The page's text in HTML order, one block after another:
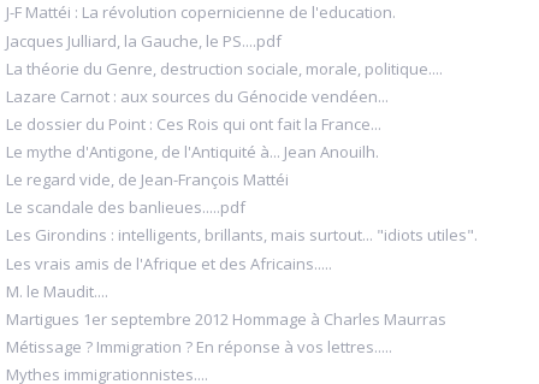
J-F Mattéi : La révolution copernicienne de l'education.
Jacques Julliard, la Gauche, le PS....pdf
La théorie du Genre, destruction sociale, morale, politique....
Lazare Carnot : aux sources du Génocide vendéen...
Le dossier du Point : Ces Rois qui ont fait la France...
Le mythe d'Antigone, de l'Antiquité à... Jean Anouilh.
Le regard vide, de Jean-François Mattéi
Le scandale des banlieues.....pdf
Les Girondins : intelligents, brillants, mais surtout... "idiots utiles".
Les vrais amis de l'Afrique et des Africains.....
M. le Maudit....
Martigues 1er septembre 2012 Hommage à Charles Maurras
Métissage ? Immigration ? En réponse à vos lettres.....
Mythes immigrationnistes....